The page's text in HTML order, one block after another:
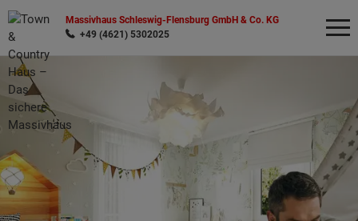
Massivhaus Schleswig-Flensburg GmbH & Co. KG
+49 (4621) 5302025
Wonach möchten Sie suchen?